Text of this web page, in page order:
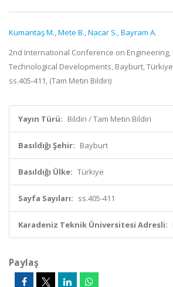
Kumantaş M.,Mete B.,Nacar S.,Bayram A.
2nd International Conference on Engineering,
Technological Developments, Bayburt,
ss.405-411, (Tam Metin Bildiri)
Yayın Türü: Bildiri / Tam Metin Bildiri
Basıldığı Şehir: Bayburt
Basıldığı Ülke: Türkiye
Sayfa Sayıları: ss.405-411
Karadeniz Teknik Üniversitesi Adresli:
Paylaş